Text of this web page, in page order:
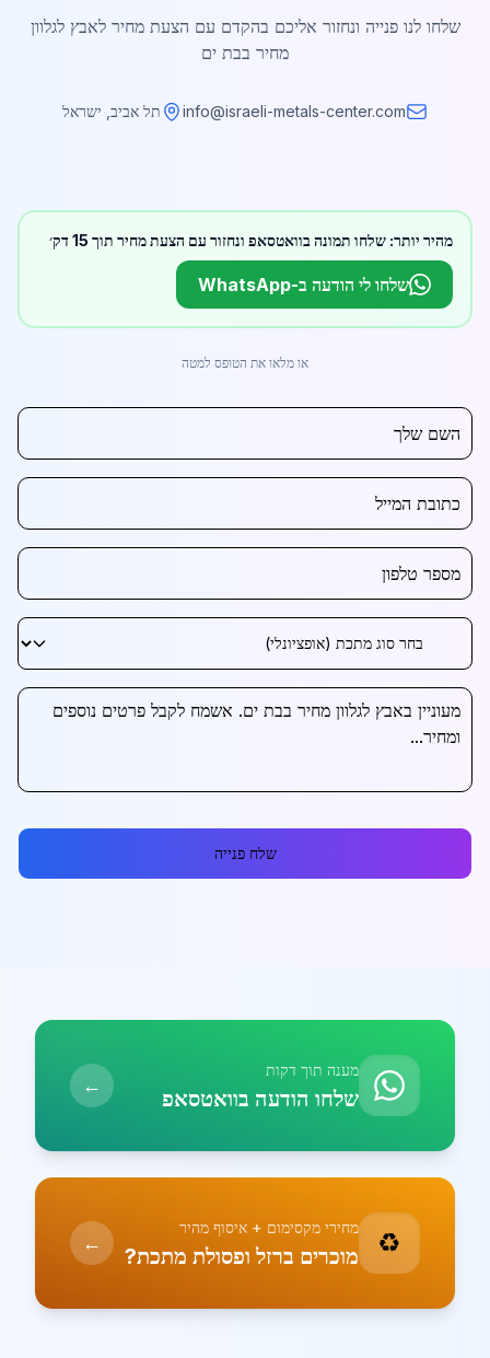
שלחו לנו פנייה ונחזור אליכם בהקדם עם הצעת מחיר לאבץ לגלוון
מחיר בבת ים
info@israeli-metals-center.com תל אביב, ישראל
מהיר יותר: שלחו תמונה בוואטסאפ ונחזור עם הצעת מחיר תוך 15 דק׳
שלחו לי הודעה ב-WhatsApp
או מלאו את הטופס למטה
שלח פנייה
מענה תוך דקות
שלחו הודעה בוואטסאפ ←
♻️ מחירי מקסימום + איסוף מהיר
מוכרים ברזל ופסולת מתכת? ←